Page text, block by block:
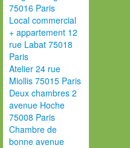
75016 Paris
Local commercial
+ appartement 12
rue Labat 75018
Paris
Atelier 24 rue
Miollis 75015 Paris
Deux chambres 2
avenue Hoche
75008 Paris
Chambre de
bonne avenue